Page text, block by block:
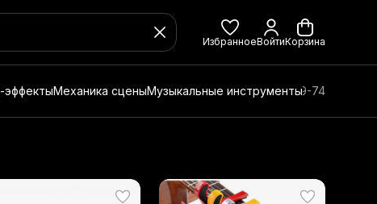
ИзбранноеВойтиКорзина
Механика сценыМузыкальные инструменты
8 (800) 350-49-74